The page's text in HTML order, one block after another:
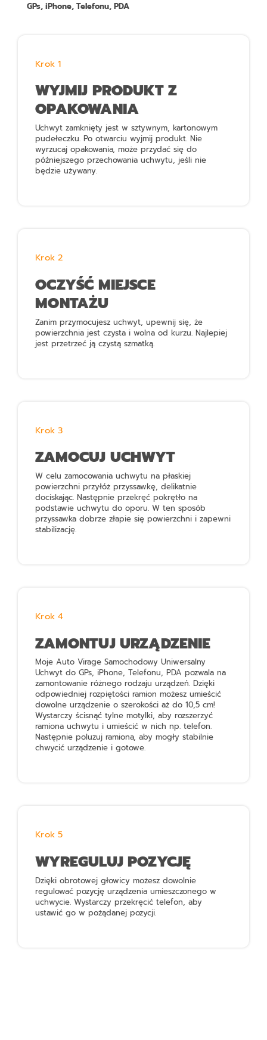
GPs, iPhone, Telefonu, PDA
Krok 1
WYJMIJ PRODUKT Z
OPAKOWANIA
Uchwyt zamknięty jest w sztywnym, kartonowym
pudełeczku. Po otwarciu wyjmij produkt. Nie
wyrzucaj opakowania, może przydać się do
późniejszego przechowania uchwytu, jeśli nie
będzie używany.
Krok 2
OCZYŚĆ MIEJSCE
MONTAŻU
Zanim przymocujesz uchwyt, upewnij się, że
powierzchnia jest czysta i wolna od kurzu. Najlepiej
jest przetrzeć ją czystą szmatką.
Krok 3
ZAMOCUJ UCHWYT
W celu zamocowania uchwytu na płaskiej
powierzchni przyłóż przyssawkę, delikatnie
dociskając. Następnie przekręć pokrętło na
podstawie uchwytu do oporu. W ten sposób
przyssawka dobrze złapie się powierzchni i zapewni
stabilizację.
Krok 4
ZAMONTUJ URZĄDZENIE
Moje Auto Virage Samochodowy Uniwersalny
Uchwyt do GPs, iPhone, Telefonu, PDA pozwala na
zamontowanie różnego rodzaju urządzeń. Dzięki
odpowiedniej rozpiętości ramion możesz umieścić
dowolne urządzenie o szerokości aż do 10,5 cm!
Wystarczy ścisnąć tylne motylki, aby rozszerzyć
ramiona uchwytu i umieścić w nich np. telefon.
Następnie poluzuj ramiona, aby mogły stabilnie
chwycić urządzenie i gotowe.
Krok 5
WYREGULUJ POZYCJĘ
Dzięki obrotowej głowicy możesz dowolnie
regulować pozycję urządzenia umieszczonego w
uchwycie. Wystarczy przekręcić telefon, aby
ustawić go w pożądanej pozycji.